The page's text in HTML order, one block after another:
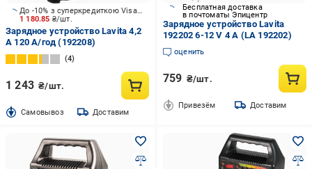
1 180.85 ₴/шт.
До -10% з суперкредиткою Visa Вигода
Зарядное устройство Lavita 4,2
А 120 А/год (192208)
4
1 243 ₴/шт.
Cамовывоз Доставим
Бесплатная доставка
в почтоматы Эпицентр
Зарядное устройство Lavita
192202 6-12 V 4 А (LA 192202)
оценить
759 ₴/шт.
Привезём Доставим